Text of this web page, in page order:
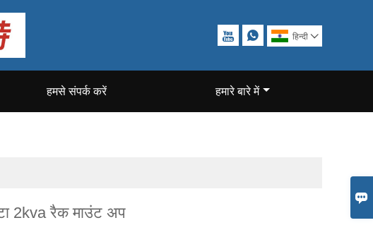

  हिन्दी 
हमसे संपर्क करें हमारे बारे में
2kva रैक माउंट अप